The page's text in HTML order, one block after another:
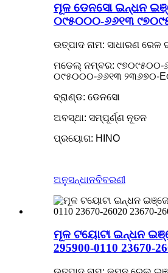
ମୂଳ ଡେନସୋ ଇନ୍ଧନ
୦୯୫୦୦୦-୬୬୧୩
ଉତ୍ପାଦ ନାମ: ସାଧାରଣ
ମଡେଲ୍ ନମ୍ବର: ୯୭୦୯୫୦୦-
୦୯୫୦୦୦-୬୬୧୩ ୨୩୬୭୦-
ବ୍ରାଣ୍ଡ: ଡେନସୋ
ଅବସ୍ଥା: ସମ୍ପୂର୍ଣ୍ଣ ନୂତନ
ପ୍ରୟୋଗ: HINO
ଅନୁସନ୍ଧାନବିବରଣୀ
ମୂଳ ଟୟୋଟା ଇନ୍ଧନ
295900-0110 23670-